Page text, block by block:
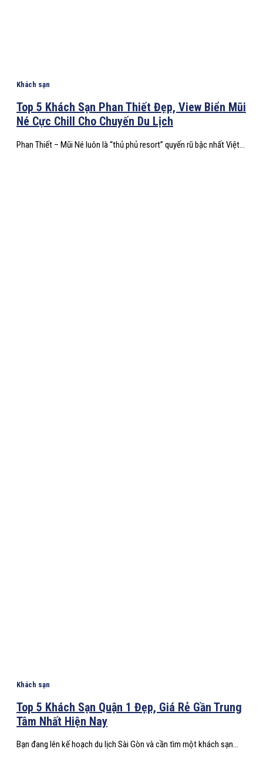
Khách sạn
Top 5 Khách Sạn Phan Thiết Đẹp, View Biển Mũi
Né Cực Chill Cho Chuyến Du Lịch
Phan Thiết – Mũi Né luôn là “thủ phủ resort” quyến rũ bậc nhất Việt...
Khách sạn
Top 5 Khách Sạn Quận 1 Đẹp, Giá Rẻ Gần Trung
Tâm Nhất Hiện Nay
Bạn đang lên kế hoạch du lịch Sài Gòn và cần tìm một khách sạn...